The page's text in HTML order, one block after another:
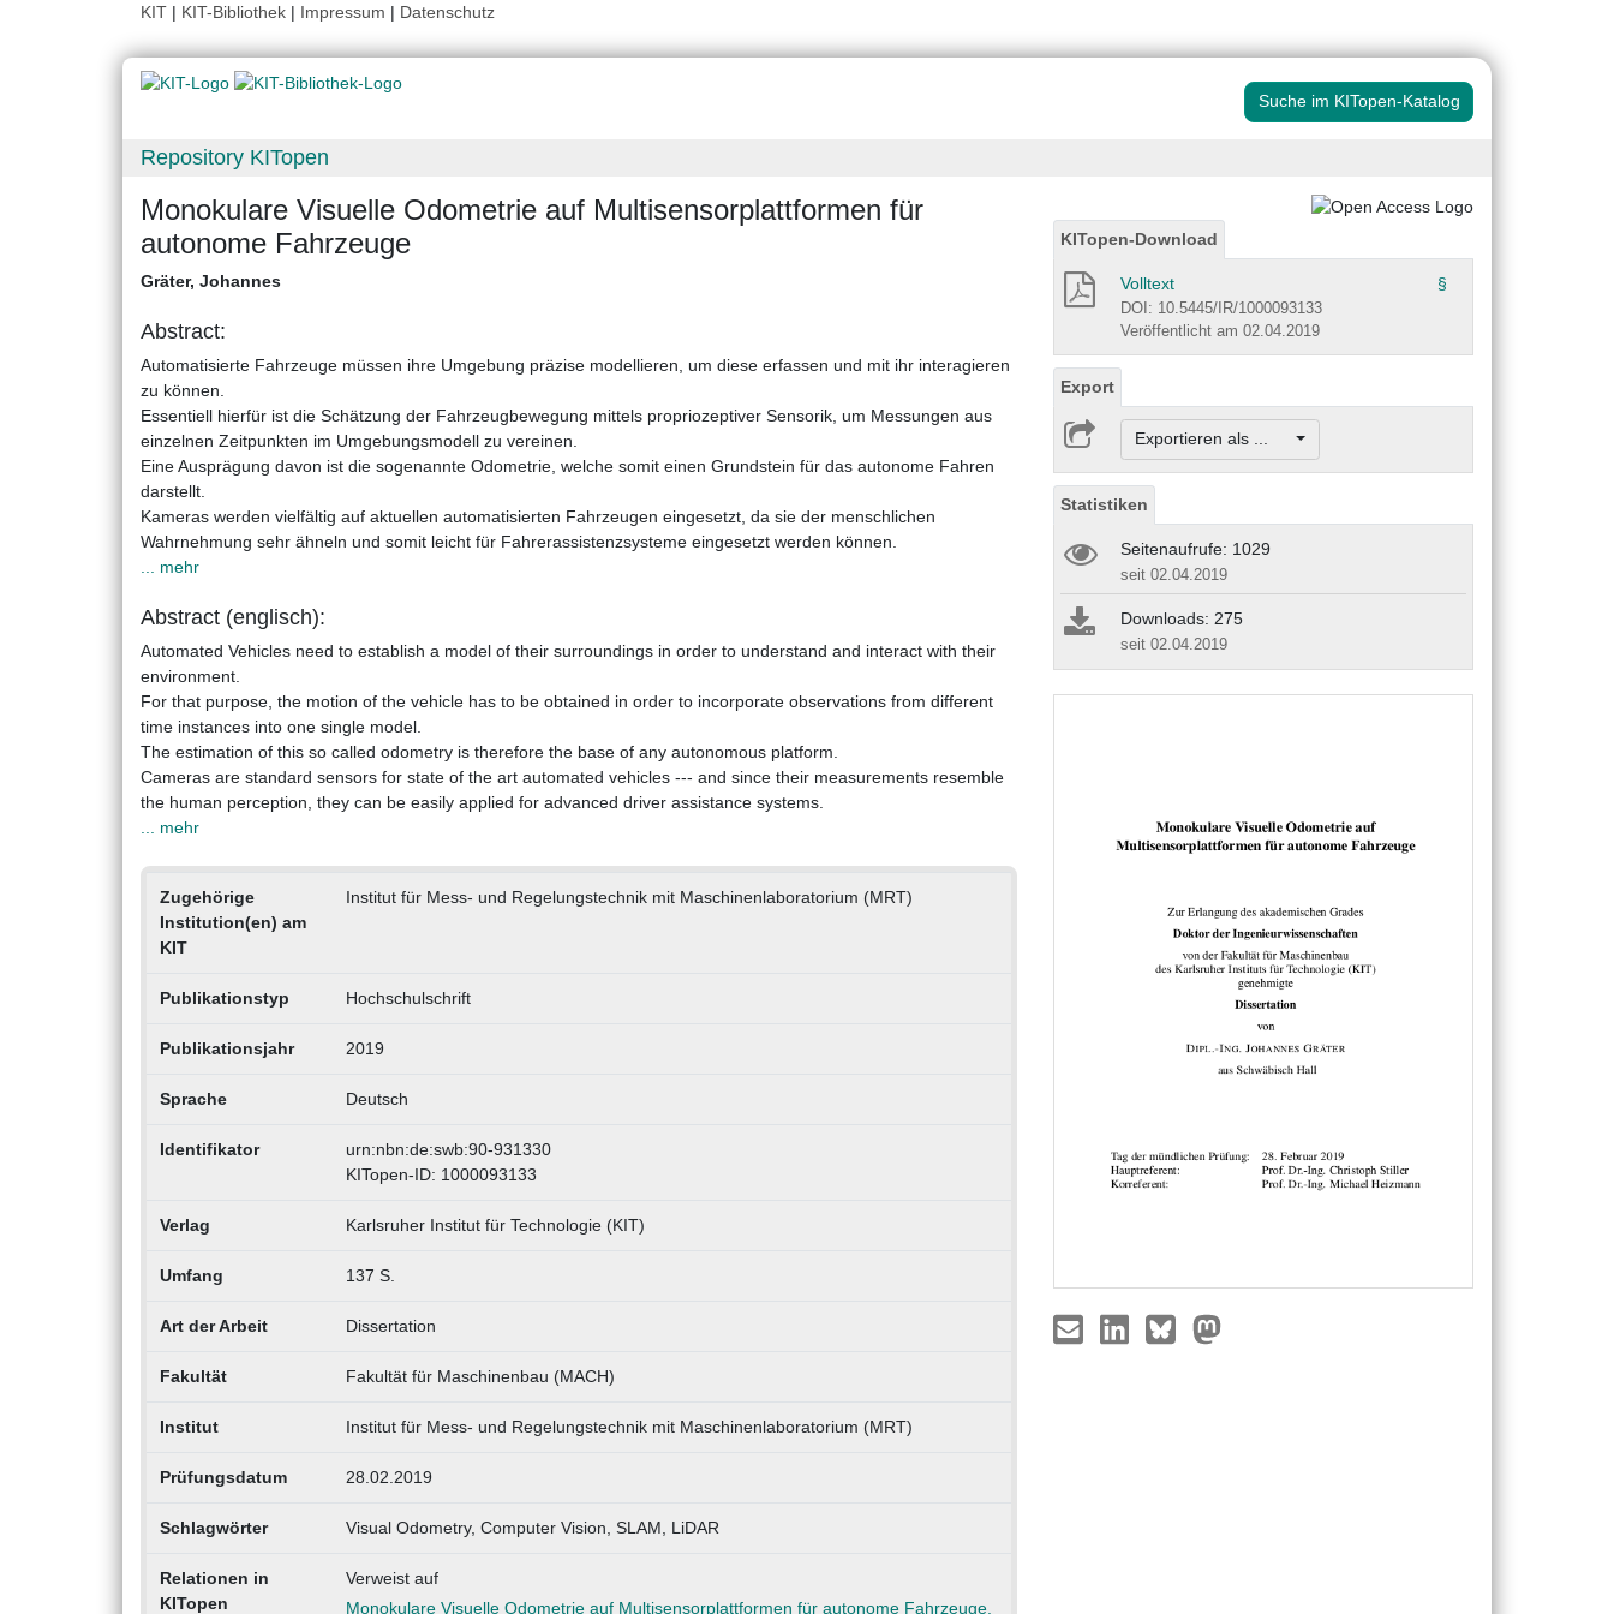
KIT | KIT-Bibliothek | Impressum | Datenschutz
Suche im KITopen-Katalog
Repository KITopen
Monokulare Visuelle Odometrie auf Multisensorplattformen für
autonome Fahrzeuge
Gräter, Johannes
Abstract:
Automatisierte Fahrzeuge müssen ihre Umgebung präzise modellieren, um diese erfassen und mit ihr interagieren
zu können.
Essentiell hierfür ist die Schätzung der Fahrzeugbewegung mittels propriozeptiver Sensorik, um Messungen aus
einzelnen Zeitpunkten im Umgebungsmodell zu vereinen.
Eine Ausprägung davon ist die sogenannte Odometrie, welche somit einen Grundstein für das autonome Fahren
darstellt.
Kameras werden vielfältig auf aktuellen automatisierten Fahrzeugen eingesetzt, da sie der menschlichen
Wahrnehmung sehr ähneln und somit leicht für Fahrerassistenzsysteme eingesetzt werden können.
... mehr
Abstract (englisch):
Automated Vehicles need to establish a model of their surroundings in order to understand and interact with their
environment.
For that purpose, the motion of the vehicle has to be obtained in order to incorporate observations from different
time instances into one single model.
The estimation of this so called odometry is therefore the base of any autonomous platform.
Cameras are standard sensors for state of the art automated vehicles --- and since their measurements resemble
the human perception, they can be easily applied for advanced driver assistance systems.
... mehr
Zugehörige
Institution(en) am
KIT
Institut für Mess- und Regelungstechnik mit Maschinenlaboratorium (MRT)
Publikationstyp Hochschulschrift
Publikationsjahr 2019
Sprache Deutsch
Identifikator
urn:nbn:de:swb:90-931330
KITopen-ID: 1000093133
Verlag Karlsruher Institut für Technologie (KIT)
Umfang 137 S.
Art der Arbeit Dissertation
Fakultät Fakultät für Maschinenbau (MACH)
Institut Institut für Mess- und Regelungstechnik mit Maschinenlaboratorium (MRT)
Prüfungsdatum 28.02.2019
Schlagwörter Visual Odometry, Computer Vision, SLAM, LiDAR
Relationen in
KITopen
Verweist auf
Monokulare Visuelle Odometrie auf Multisensorplattformen für autonome Fahrzeuge.
KITopen-Download
Volltext §
DOI: 10.5445/IR/1000093133
Veröffentlicht am 02.04.2019
Export
Exportieren als ...
Statistiken
Seitenaufrufe: 1029
seit 02.04.2019
Downloads: 275
seit 02.04.2019